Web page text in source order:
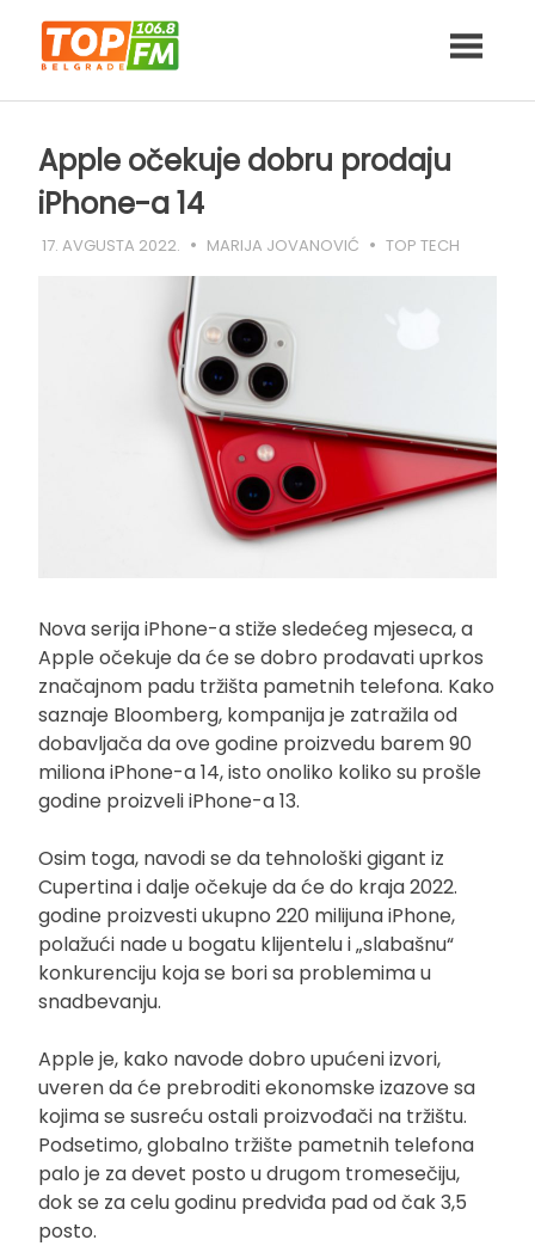
content
Apple očekuje dobru prodaju
iPhone-a 14
17. AVGUSTA 2022. MARIJA JOVANOVIĆ TOP TECH
Nova serija iPhone-a stiže sledećeg mjeseca, a
Apple očekuje da će se dobro prodavati uprkos
značajnom padu tržišta pametnih telefona. Kako
saznaje Bloomberg, kompanija je zatražila od
dobavljača da ove godine proizvedu barem 90
miliona iPhone-a 14, isto onoliko koliko su prošle
godine proizveli iPhone-a 13.
Osim toga, navodi se da tehnološki gigant iz
Cupertina i dalje očekuje da će do kraja 2022.
godine proizvesti ukupno 220 milijuna iPhone,
polažući nade u bogatu klijentelu i „slabašnu“
konkurenciju koja se bori sa problemima u
snadbevanju.
Apple je, kako navode dobro upućeni izvori,
uveren da će prebroditi ekonomske izazove sa
kojima se susreću ostali proizvođači na tržištu.
Podsetimo, globalno tržište pametnih telefona
palo je za devet posto u drugom tromesečiju,
dok se za celu godinu predviđa pad od čak 3,5
posto.